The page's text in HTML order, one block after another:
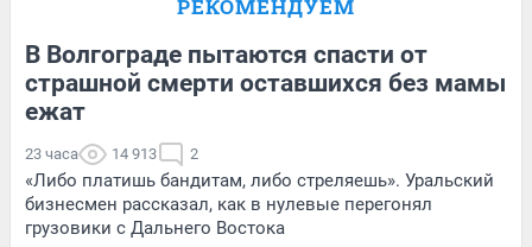
РЕКОМЕНДУЕМ
В Волгограде пытаются спасти от
страшной смерти оставшихся без мамы
ежат
23 часа 14 913 2
«Либо платишь бандитам, либо стреляешь». Уральский
бизнесмен рассказал, как в нулевые перегонял
грузовики с Дальнего Востока